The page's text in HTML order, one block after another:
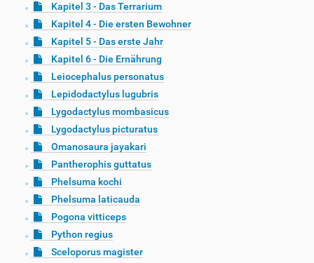
Kapitel 3 - Das Terrarium
Kapitel 4 - Die ersten Bewohner
Kapitel 5 - Das erste Jahr
Kapitel 6 - Die Ernährung
Leiocephalus personatus
Lepidodactylus lugubris
Lygodactylus mombasicus
Lygodactylus picturatus
Omanosaura jayakari
Pantherophis guttatus
Phelsuma kochi
Phelsuma laticauda
Pogona vitticeps
Python regius
Sceloporus magister